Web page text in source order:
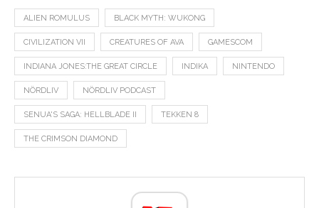
ALIEN ROMULUS BLACK MYTH: WUKONG
CIVILIZATION VII CREATURES OF AVA GAMESCOM
INDIANA JONES:THE GREAT CIRCLE INDIKA NINTENDO
NÖRDLIV NÖRDLIV PODCAST
SENUA'S SAGA: HELLBLADE II TEKKEN 8
THE CRIMSON DIAMOND